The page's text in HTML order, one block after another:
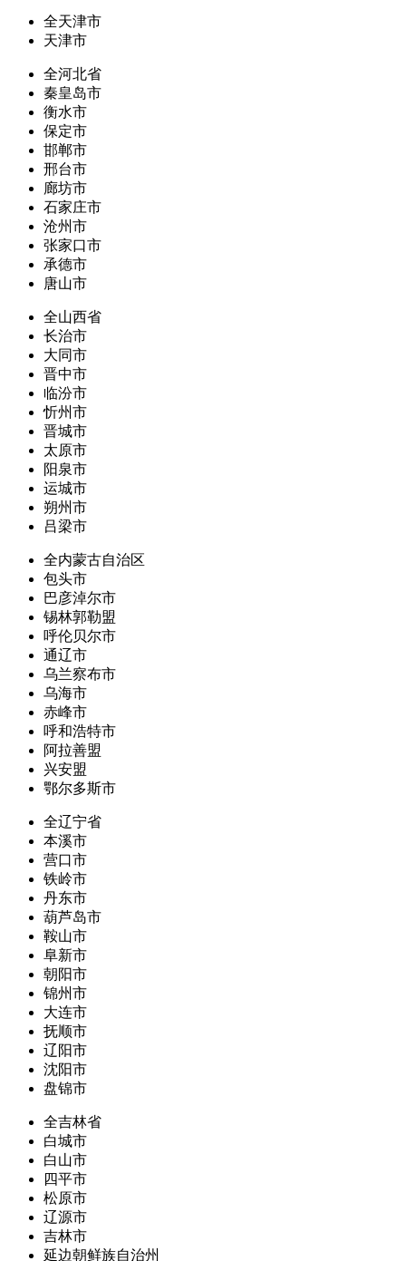
全天津市
天津市
全河北省
秦皇岛市
衡水市
保定市
邯郸市
邢台市
廊坊市
石家庄市
沧州市
张家口市
承德市
唐山市
全山西省
长治市
大同市
晋中市
临汾市
忻州市
晋城市
太原市
阳泉市
运城市
朔州市
吕梁市
全内蒙古自治区
包头市
巴彦淖尔市
锡林郭勒盟
呼伦贝尔市
通辽市
乌兰察布市
乌海市
赤峰市
呼和浩特市
阿拉善盟
兴安盟
鄂尔多斯市
全辽宁省
本溪市
营口市
铁岭市
丹东市
葫芦岛市
鞍山市
阜新市
朝阳市
锦州市
大连市
抚顺市
辽阳市
沈阳市
盘锦市
全吉林省
白城市
白山市
四平市
松原市
辽源市
吉林市
延边朝鲜族自治州